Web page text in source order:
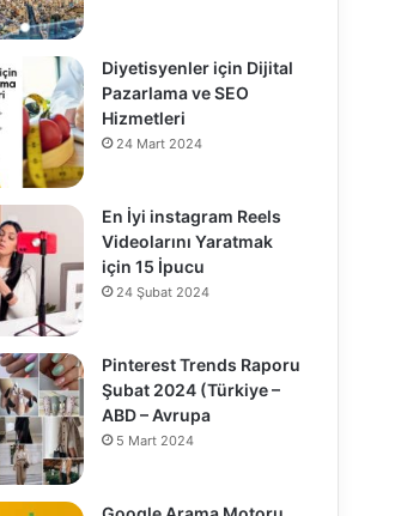
Diyetisyenler için Dijital
Pazarlama ve SEO
Hizmetleri
24 Mart 2024
En İyi instagram Reels
Videolarını Yaratmak
için 15 İpucu
24 Şubat 2024
Pinterest Trends Raporu
Şubat 2024 (Türkiye –
ABD – Avrupa
5 Mart 2024